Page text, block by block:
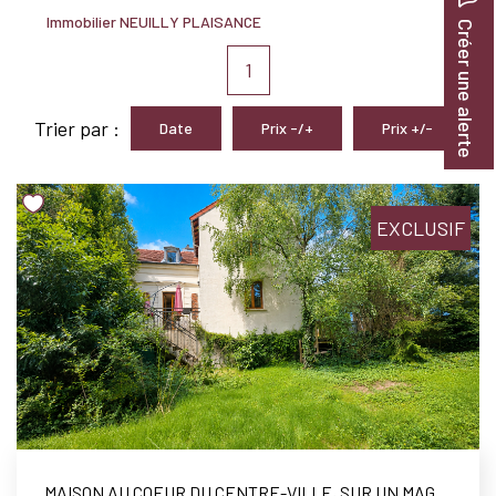
Nous Rejoindre
BIENS VENDUS
Espace Bailleur
Espace Locataire
Immobilier NEUILLY PLAISANCE Créer une alerte
1
Trier par : Date Prix -/+ Prix +/-
EXCLUSIF